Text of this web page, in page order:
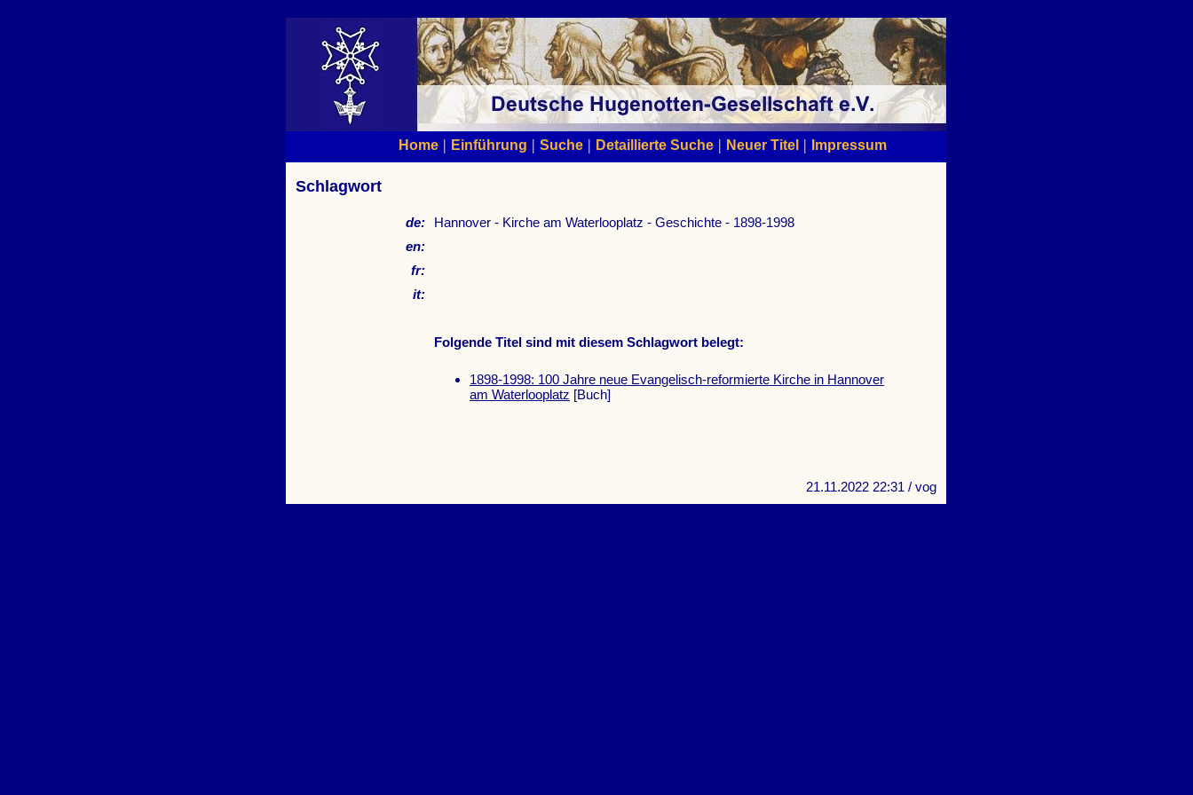
Home | Einführung | Suche | Detaillierte Suche | Neuer Titel | Impressum
Schlagwort
de:
Hannover - Kirche am Waterlooplatz - Geschichte - 1898-1998
en:
fr:
it:
Folgende Titel sind mit diesem Schlagwort belegt:
1898-1998: 100 Jahre neue Evangelisch-reformierte Kirche in Hannover
am Waterlooplatz [Buch]
21.11.2022 22:31 / vog